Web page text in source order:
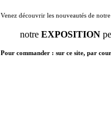
Venez découvrir les nouveautés de notre
notre EXPOSITION
Pour commander : sur ce site, par